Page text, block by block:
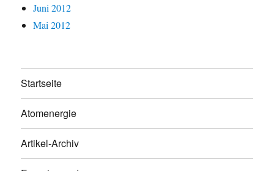
Juni 2012
Mai 2012
Startseite
Atomenergie
Artikel-Archiv